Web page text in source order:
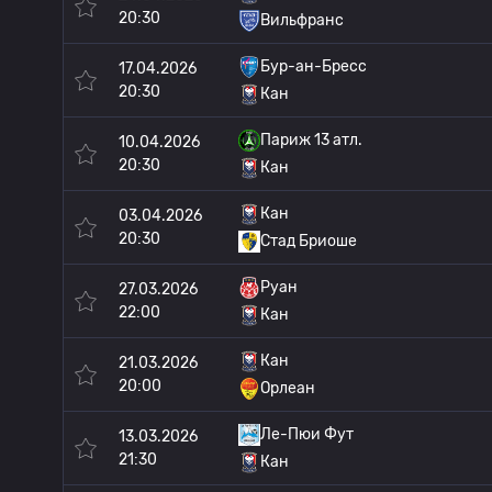
20:30
Вильфранс
17.04.2026
20:30
Бур-ан-Бресс
Кан
10.04.2026
20:30
Париж 13 атл.
Кан
03.04.2026
20:30
Кан
Стад Бриоше
27.03.2026
22:00
Руан
Кан
21.03.2026
20:00
Кан
Орлеан
13.03.2026
21:30
Ле-Пюи Фут
Кан